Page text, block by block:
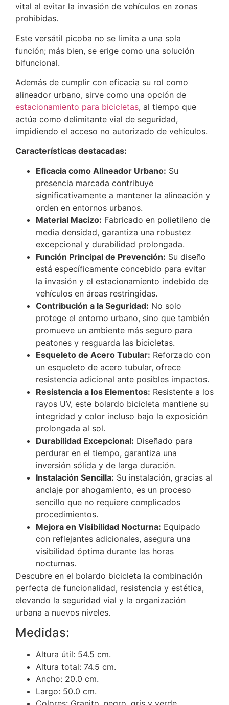
vital al evitar la invasión de vehículos en zonas
prohibidas.
Este versátil picoba no se limita a una sola
función; más bien, se erige como una solución
bifuncional.
Además de cumplir con eficacia su rol como
alineador urbano, sirve como una opción de
estacionamiento para bicicletas, al tiempo que
actúa como delimitante vial de seguridad,
impidiendo el acceso no autorizado de vehículos.
Características destacadas:
Eficacia como Alineador Urbano: Su
presencia marcada contribuye
significativamente a mantener la alineación y
orden en entornos urbanos.
Material Macizo: Fabricado en polietileno de
media densidad, garantiza una robustez
excepcional y durabilidad prolongada.
Función Principal de Prevención: Su diseño
está específicamente concebido para evitar
la invasión y el estacionamiento indebido de
vehículos en áreas restringidas.
Contribución a la Seguridad: No solo
protege el entorno urbano, sino que también
promueve un ambiente más seguro para
peatones y resguarda las bicicletas.
Esqueleto de Acero Tubular: Reforzado con
un esqueleto de acero tubular, ofrece
resistencia adicional ante posibles impactos.
Resistencia a los Elementos: Resistente a los
rayos UV, este bolardo bicicleta mantiene su
integridad y color incluso bajo la exposición
prolongada al sol.
Durabilidad Excepcional: Diseñado para
perdurar en el tiempo, garantiza una
inversión sólida y de larga duración.
Instalación Sencilla: Su instalación, gracias al
anclaje por ahogamiento, es un proceso
sencillo que no requiere complicados
procedimientos.
Mejora en Visibilidad Nocturna: Equipado
con reflejantes adicionales, asegura una
visibilidad óptima durante las horas
nocturnas.
Descubre en el bolardo bicicleta la combinación
perfecta de funcionalidad, resistencia y estética,
elevando la seguridad vial y la organización
urbana a nuevos niveles.
Medidas:
Altura útil: 54.5 cm.
Altura total: 74.5 cm.
Ancho: 20.0 cm.
Largo: 50.0 cm.